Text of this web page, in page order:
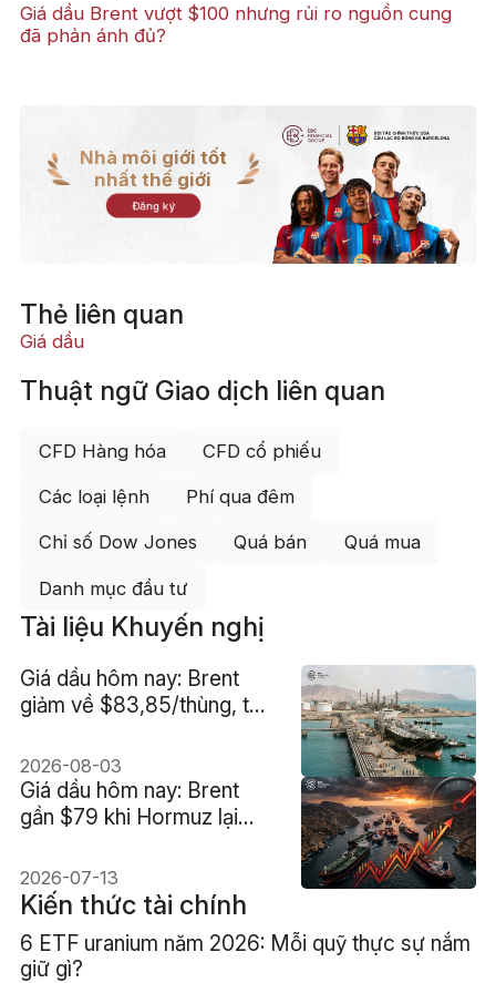
Giá dầu Brent vượt $100 nhưng rủi ro nguồn cung
đã phản ánh đủ?
Nhà môi giới tốt
nhất thế giới
Đăng ký
Thẻ liên quan
Giá dầu
Thuật ngữ Giao dịch liên quan
CFD Hàng hóa CFD cổ phiếu
Các loại lệnh Phí qua đêm
Chỉ số Dow Jones Quá bán Quá mua
Danh mục đầu tư
Tài liệu Khuyến nghị
Giá dầu hôm nay: Brent
giảm về $83,85/thùng, thị
2026-08-03
Giá dầu hôm nay: Brent
gần $79 khi Hormuz lại
2026-07-13
Kiến thức tài chính
6 ETF uranium năm 2026: Mỗi quỹ thực sự nắm
giữ gì?